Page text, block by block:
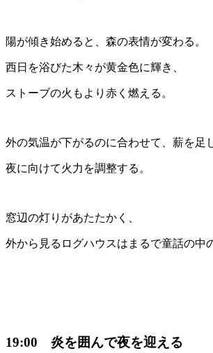
陽が傾き始めると、森の表情が変わる。
西日を浴びた木々が黄金色に輝き、
ストーブの火もより赤く燃える。
外の気温が下がるのに合わせて、薪を足
夜に向けて火力を調整する。
窓辺の灯りがあたたかく、
外から見るログハウスはまるで童話の中
19:00 炎を囲んで夜を迎える